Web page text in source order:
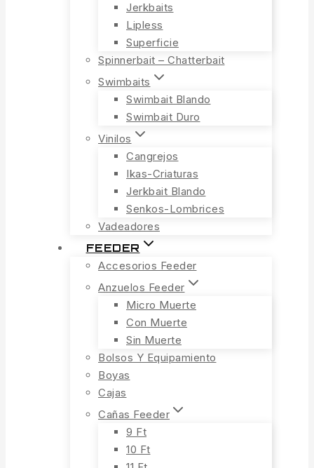
Jerkbaits
Lipless
Superficie
Spinnerbait – Chatterbait
Swimbaits
Swimbait Blando
Swimbait Duro
Vinilos
Cangrejos
Ikas-Criaturas
Jerkbait Blando
Senkos-Lombrices
Vadeadores
FEEDER
Accesorios Feeder
Anzuelos Feeder
Micro Muerte
Con Muerte
Sin Muerte
Bolsos Y Equipamiento
Boyas
Cajas
Cañas Feeder
9 Ft
10 Ft